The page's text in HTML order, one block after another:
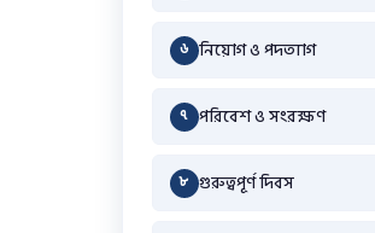
৬ নিয়োগ ও পদত্যাগ
৭ পরিবেশ ও সংরক্ষণ
৮ গুরুত্বপূর্ণ দিবস